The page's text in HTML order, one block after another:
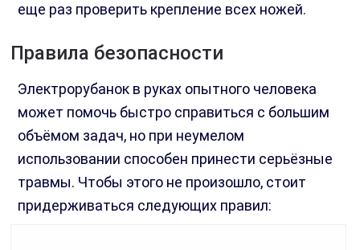
еще раз проверить крепление всех ножей.
Правила безопасности
Электрорубанок в руках опытного человека
может помочь быстро справиться с большим
объёмом задач, но при неумелом
использовании способен принести серьёзные
травмы. Чтобы этого не произошло, стоит
придерживаться следующих правил: